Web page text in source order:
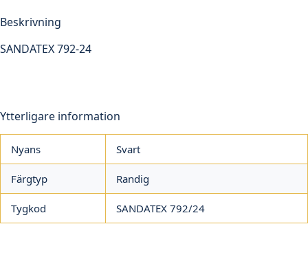
Beskrivning
SANDATEX 792-24
Ytterligare information
Nyans Svart
Färgtyp Randig
Tygkod SANDATEX 792/24